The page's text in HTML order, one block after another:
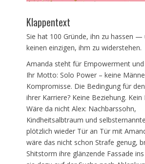
Klappentext
Sie hat 100 Gründe, ihn zu hassen —
keinen einzigen, ihm zu widerstehen.
Amanda steht für Empowerment und
Ihr Motto: Solo Power – keine
Kompromisse. Die Bedingung für
ihrer Karriere? Keine Beziehung. Kein
Wäre da nicht Alex: Nachbarssohn,
Kindheitsalbtraum und
plötzlich wieder Tür an Tür mit
wäre das nicht schon Strafe genug,
Shitstorm ihre glänzende Fassade